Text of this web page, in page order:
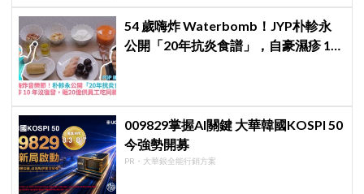
54 歲嗨炸 Waterbomb！JYP朴軫永
公開「20年抗炎食譜」，自豪濕疹 10
009829掌握AI關鍵 大華韓國KOSPI 50
今強勢開募
PR・大華銀全能行銷方案